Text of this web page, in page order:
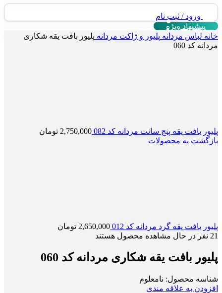
ورود / ثبت نام
پیشنهاد ویژه
خانه لباس مردانه پلیور و ژاکت مردانه پلیور بافت یقه شکاری
مردانه کد 060
پلیور بافت یقه پنج سانت مردانه کد 082 2,750,000 تومان
بازگشت به محصولات
پلیور بافت یقه گرد مردانه کد 012 2,650,000 تومان
21 نفر در حال مشاهده محصول هستند
پلیور بافت یقه شکاری مردانه کد 060
شناسه محصول: نامعلوم
افزودن به علاقه مندی